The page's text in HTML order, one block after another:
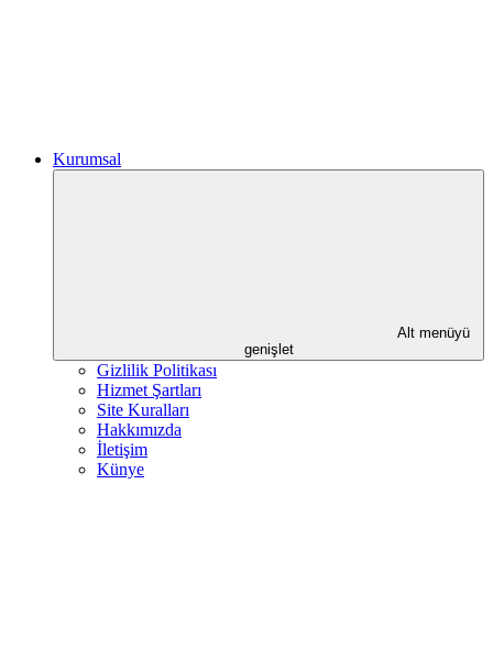
Kurumsal
Alt menüyü
genişlet
Gizlilik Politikası
Hizmet Şartları
Site Kuralları
Hakkımızda
İletişim
Künye